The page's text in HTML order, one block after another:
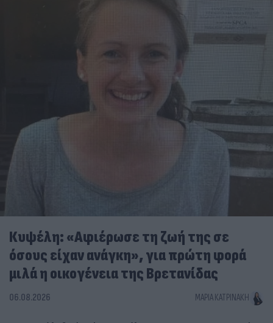
Κυψέλη: «Αφιέρωσε τη ζωή της σε
όσους είχαν ανάγκη», για πρώτη φορά
μιλά η οικογένεια της Βρετανίδας
06.08.2026 ΜΑΡΊΑ ΚΑΤΡΙΝΆΚΗ